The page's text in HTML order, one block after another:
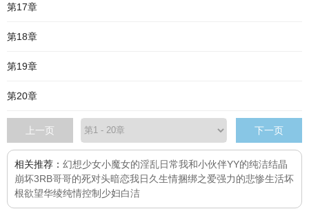
第17章
第18章
第19章
第20章
上一页 下一页
相关推荐： 幻想少女小魔女的淫乱日常我和小伙伴YY的纯洁结晶
崩坏3RB哥哥的死对头暗恋我日久生情捆绑之爱强力的悲惨生活坏
根欲望华绫纯情控制 少妇白洁